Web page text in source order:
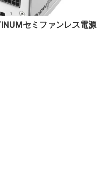
セミファンレス電源